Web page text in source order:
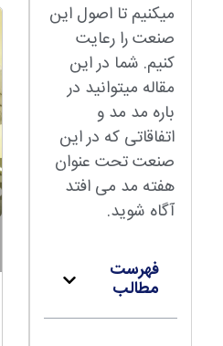
میکنیم تا اصول این
صنعت را رعایت
کنیم. شما در این
مقاله میتوانید در
باره مد مد و
اتفاقاتی که در این
صنعت تحت عنوان
هفته مد می افتد
آگاه شوید.
فهرست
مطالب